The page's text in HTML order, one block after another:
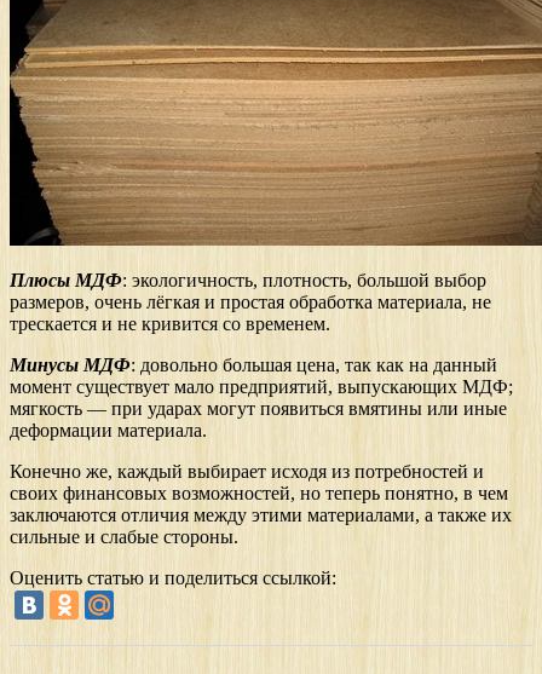
Плюсы МДФ: экологичность, плотность, большой выбор
размеров, очень лёгкая и простая обработка материала, не
трескается и не кривится со временем.
Минусы МДФ: довольно большая цена, так как на данный
момент существует мало предприятий, выпускающих МДФ;
мягкость — при ударах могут появиться вмятины или иные
деформации материала.
Конечно же, каждый выбирает исходя из потребностей и
своих финансовых возможностей, но теперь понятно, в чем
заключаются отличия между этими материалами, а также их
сильные и слабые стороны.
Оценить статью и поделиться ссылкой: